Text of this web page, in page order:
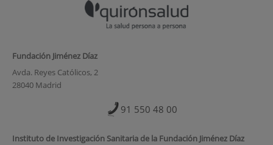
Fundación Jiménez Díaz
Avda. Reyes Católicos, 2
28040 Madrid
91 550 48 00
Instituto de Investigación Sanitaria de la Fundación Jiménez Díaz